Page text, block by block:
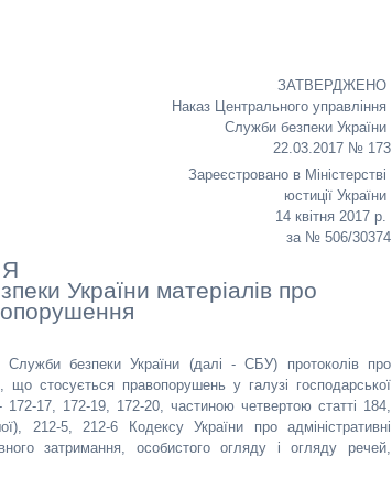
ЗАТВЕРДЖЕНО
Наказ Центрального управління
Служби безпеки України
22.03.2017 № 173
Зареєстровано в Міністерстві
юстиції України
14 квітня 2017 р.
за № 506/30374
України матеріалів про
безпеки України (далі - СБУ) протоколів про
що стосується правопорушень у галузі господарської
172-17, 172-19, 172-20, частиною четвертою статті 184,
212-5, 212-6 Кодексу України про адміністративні
затримання, особистого огляду і огляду речей,